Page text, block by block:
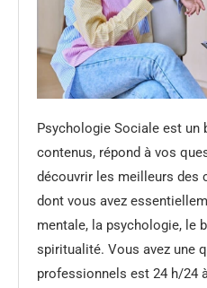
Psychologie Sociale est un
contenus, répond à vos
découvrir les meilleurs des
dont vous avez
mentale, la psychologie, le
spiritualité. Vous avez une
professionnels est 24 h/24